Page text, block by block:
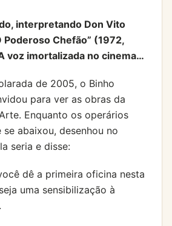
interpretando Don Vito
Poderoso Chefão” (1972,
voz imortalizada no cinema…
de 2005, o Binho
para ver as obras da
Enquanto os operários
abaixou, desenhou no
seria e disse:
dê a primeira oficina nesta
uma sensibilização à